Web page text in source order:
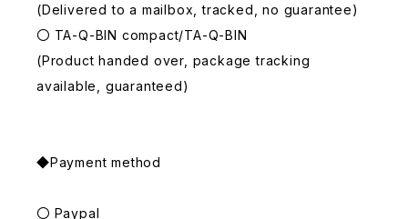
(Delivered to a mailbox, tracked, no guarantee)
〇 TA-Q-BIN compact/TA-Q-BIN
(Product handed over, package tracking
available, guaranteed)
◆Payment method
〇 Paypal